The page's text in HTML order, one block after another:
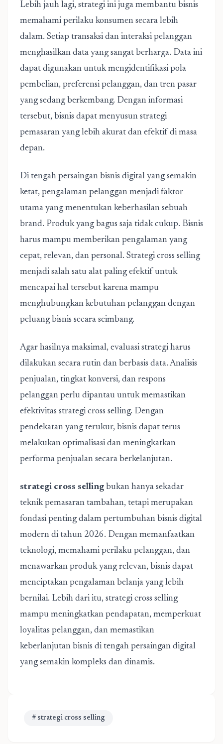
Lebih jauh lagi, strategi ini juga membantu bisnis
memahami perilaku konsumen secara lebih
dalam. Setiap transaksi dan interaksi pelanggan
menghasilkan data yang sangat berharga. Data ini
dapat digunakan untuk mengidentifikasi pola
pembelian, preferensi pelanggan, dan tren pasar
yang sedang berkembang. Dengan informasi
tersebut, bisnis dapat menyusun strategi
pemasaran yang lebih akurat dan efektif di masa
depan.
Di tengah persaingan bisnis digital yang semakin
ketat, pengalaman pelanggan menjadi faktor
utama yang menentukan keberhasilan sebuah
brand. Produk yang bagus saja tidak cukup. Bisnis
harus mampu memberikan pengalaman yang
cepat, relevan, dan personal. Strategi cross selling
menjadi salah satu alat paling efektif untuk
mencapai hal tersebut karena mampu
menghubungkan kebutuhan pelanggan dengan
peluang bisnis secara seimbang.
Agar hasilnya maksimal, evaluasi strategi harus
dilakukan secara rutin dan berbasis data. Analisis
penjualan, tingkat konversi, dan respons
pelanggan perlu dipantau untuk memastikan
efektivitas strategi cross selling. Dengan
pendekatan yang terukur, bisnis dapat terus
melakukan optimalisasi dan meningkatkan
performa penjualan secara berkelanjutan.
strategi cross selling bukan hanya sekadar
teknik pemasaran tambahan, tetapi merupakan
fondasi penting dalam pertumbuhan bisnis digital
modern di tahun 2026. Dengan memanfaatkan
teknologi, memahami perilaku pelanggan, dan
menawarkan produk yang relevan, bisnis dapat
menciptakan pengalaman belanja yang lebih
bernilai. Lebih dari itu, strategi cross selling
mampu meningkatkan pendapatan, memperkuat
loyalitas pelanggan, dan memastikan
keberlanjutan bisnis di tengah persaingan digital
yang semakin kompleks dan dinamis.
# strategi cross selling